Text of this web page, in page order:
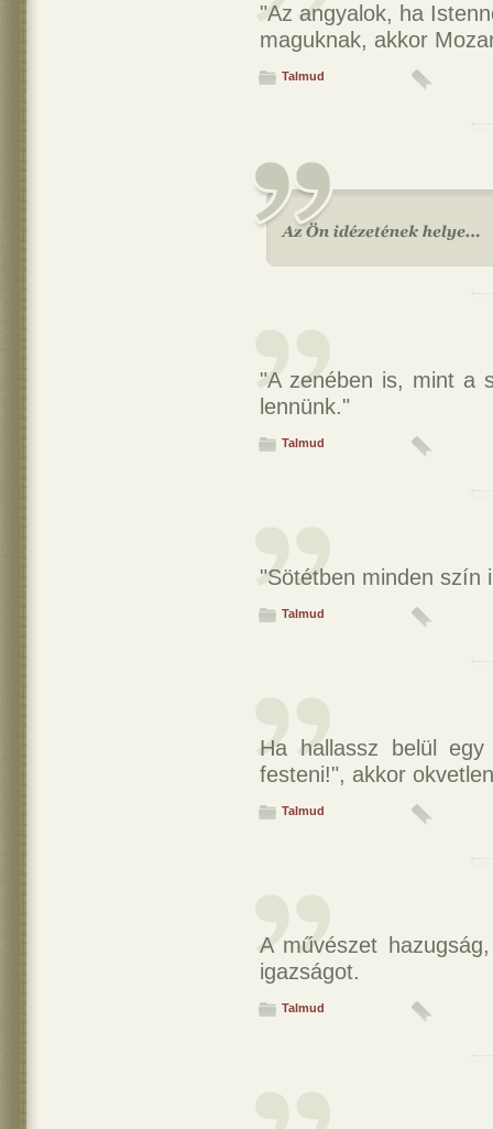
"Az angyalok, ha
maguknak, akkor
Talmud
"A zenében is, mint a
lennünk."
Talmud
"Sötétben minden szín
Talmud
Ha hallassz belül
festeni!", akkor
Talmud
A művészet
igazságot.
Talmud